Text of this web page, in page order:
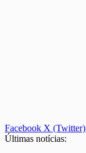
Facebook X (Twitter)
Últimas notícias: